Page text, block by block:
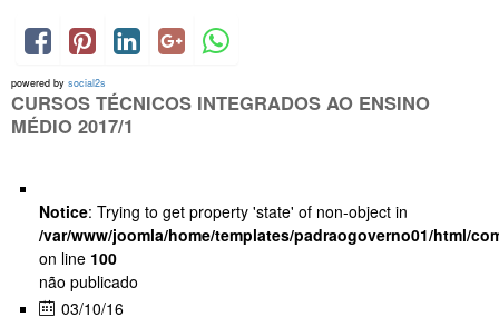
powered by social2s
CURSOS TÉCNICOS INTEGRADOS AO ENSINO
MÉDIO 2017/1
Notice: Trying to get property 'state' of non-object in
/var/www/joomla/home/templates/padraogoverno01/html/
on line 100
não publicado
03/10/16